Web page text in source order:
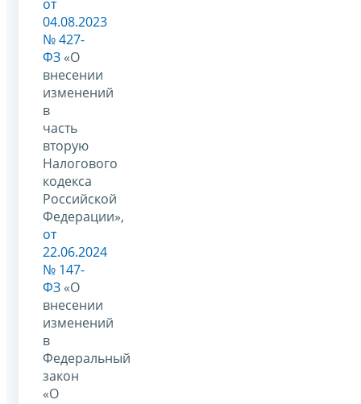
от
04.08.2023
№ 427-
ФЗ «О
внесении
изменений
в
часть
вторую
Налогового
кодекса
Российской
Федерации»,
от
22.06.2024
№ 147-
ФЗ «О
внесении
изменений
в
Федеральный
закон
«О